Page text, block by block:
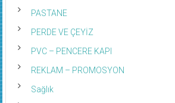
PASTANE
PERDE VE ÇEYİZ
PVC – PENCERE KAPI
REKLAM – PROMOSYON
Sağlık